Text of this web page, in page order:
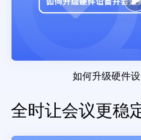
如何升级硬件
全时让会议更稳